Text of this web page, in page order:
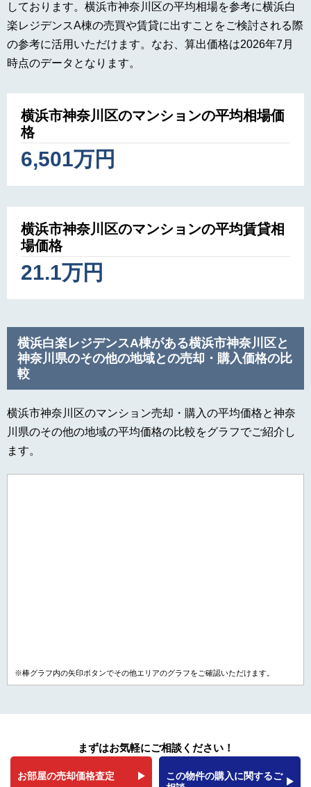
しております。横浜市神奈川区の平均相場を参考に横浜白
楽レジデンスA棟の売買や賃貸に出すことをご検討される際
の参考に活用いただけます。なお、算出価格は2026年7月
時点のデータとなります。
横浜市神奈川区のマンションの平均相場価
格
6,501万円
横浜市神奈川区のマンションの平均賃貸相
場価格
21.1万円
横浜白楽レジデンスA棟がある横浜市神奈川区と
神奈川県のその他の地域との売却・購入価格の比
較
横浜市神奈川区のマンション売却・購入の平均価格と神奈
川県のその他の地域の平均価格の比較をグラフでご紹介し
ます。
※棒グラフ内の矢印ボタンでその他エリアのグラフをご確認いただけます。
まずはお気軽にご相談ください！
お部屋の売却価格査定
この物件の購入に関するご